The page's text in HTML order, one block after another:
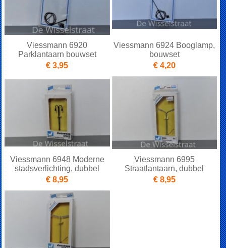
Viessmann 6920
Parklantaarn bouwset
€ 3,95
Viessmann 6924 Booglamp,
bouwset
€ 4,20
Viessmann 6948 Moderne
stadsverlichting, dubbel
€ 8,95
Viessmann 6995
Straatlantaarn, dubbel
€ 8,95